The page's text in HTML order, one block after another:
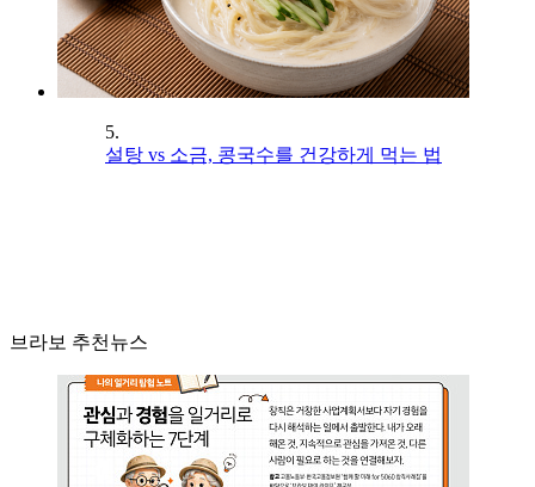
5.
설탕 vs 소금, 콩국수를 건강하게 먹는 법
브라보 추천뉴스